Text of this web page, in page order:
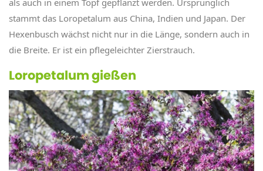
als auch in einem Topf gepflanzt werden. Ursprünglich
stammt das Loropetalum aus China, Indien und Japan. Der
Hexenbusch wächst nicht nur in die Länge, sondern auch in
die Breite. Er ist ein pflegeleichter Zierstrauch.
Loropetalum gießen